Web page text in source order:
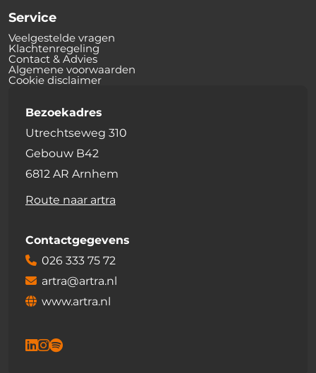
Service
Veelgestelde vragen
Klachtenregeling
Contact & Advies
Algemene voorwaarden
Cookie disclaimer
Bezoekadres
Utrechtseweg 310
Gebouw B42
6812 AR Arnhem
Route naar artra
Contactgegevens
026 333 75 72
artra@artra.nl
www.artra.nl